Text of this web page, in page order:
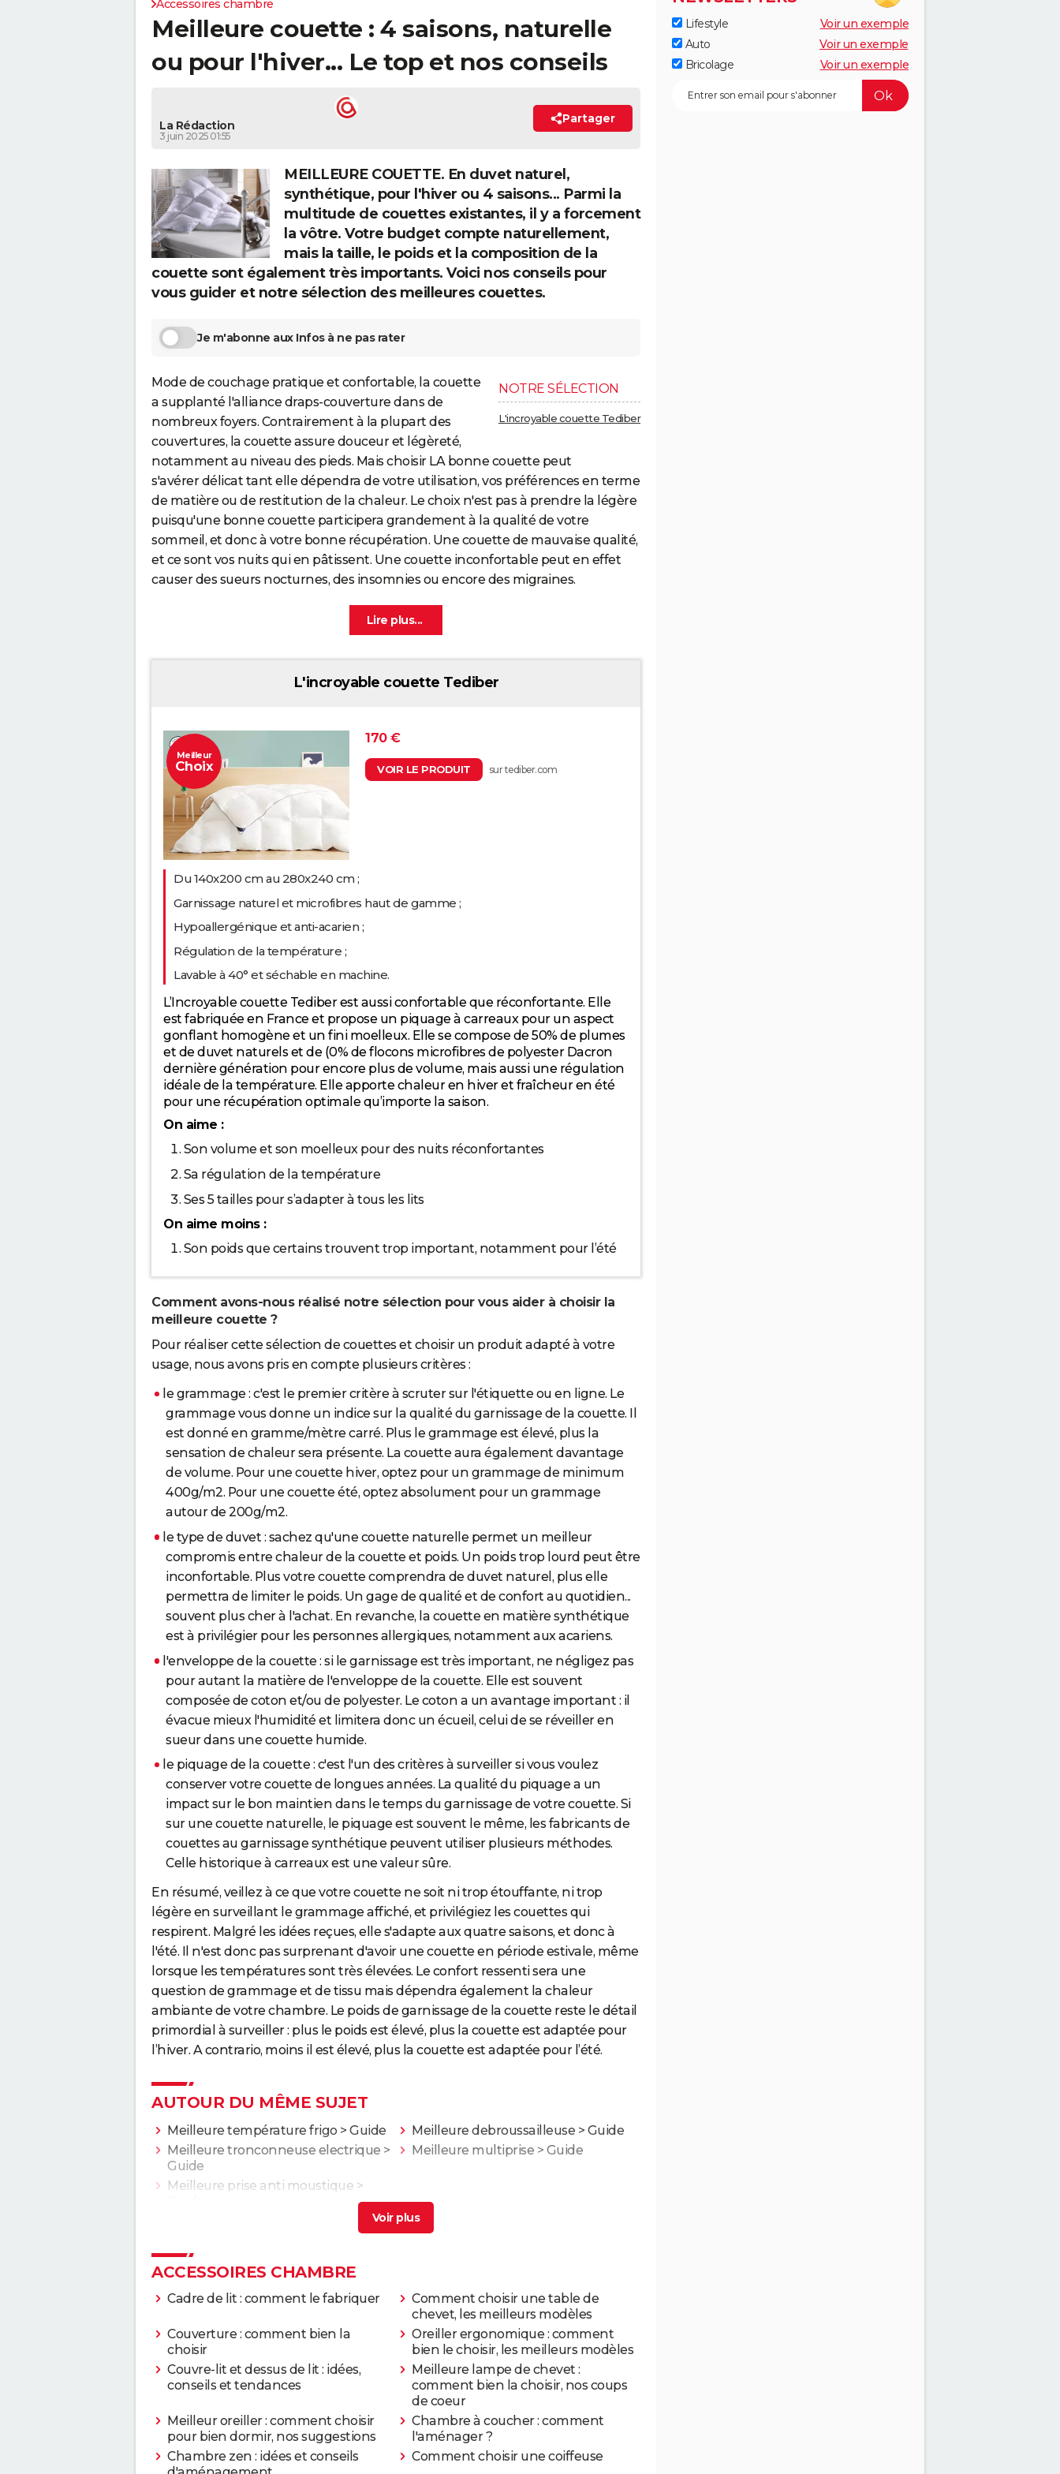
Accessoires chambre
Meilleure couette : 4 saisons, naturelle
ou pour l'hiver... Le top et nos conseils
La Rédaction
3 juin 2025 01:55
Partager
MEILLEURE COUETTE. En duvet naturel,
synthétique, pour l'hiver ou 4 saisons... Parmi la
multitude de couettes existantes, il y a forcement
la vôtre. Votre budget compte naturellement,
mais la taille, le poids et la composition de la
couette sont également très importants. Voici nos conseils pour
vous guider et notre sélection des meilleures couettes.
Je m'abonne aux Infos à ne pas rater
NOTRE SÉLECTION
L'incroyable couette Tediber
Mode de couchage pratique et confortable, la couette
a supplanté l'alliance draps-couverture dans de
nombreux foyers. Contrairement à la plupart des
couvertures, la couette assure douceur et légèreté,
notamment au niveau des pieds. Mais choisir LA bonne couette peut
s'avérer délicat tant elle dépendra de votre utilisation, vos préférences en terme
de matière ou de restitution de la chaleur. Le choix n'est pas à prendre la légère
puisqu'une bonne couette participera grandement à la qualité de votre
sommeil, et donc à votre bonne récupération. Une couette de mauvaise qualité,
et ce sont vos nuits qui en pâtissent. Une couette inconfortable peut en effet
causer des sueurs nocturnes, des insomnies ou encore des migraines.
L'incroyable couette Tediber
Meilleur
Choix
170 €
VOIR LE PRODUIT sur tediber.com
Du 140x200 cm au 280x240 cm ;
Garnissage naturel et microfibres haut de gamme ;
Hypoallergénique et anti-acarien ;
Régulation de la température ;
Lavable à 40° et séchable en machine.
L’Incroyable couette Tediber est aussi confortable que réconfortante. Elle
est fabriquée en France et propose un piquage à carreaux pour un aspect
gonflant homogène et un fini moelleux. Elle se compose de 50% de plumes
et de duvet naturels et de (0% de flocons microfibres de polyester Dacron
dernière génération pour encore plus de volume, mais aussi une régulation
idéale de la température. Elle apporte chaleur en hiver et fraîcheur en été
pour une récupération optimale qu’importe la saison.
On aime :
Son volume et son moelleux pour des nuits réconfortantes
Sa régulation de la température
Ses 5 tailles pour s’adapter à tous les lits
On aime moins :
Son poids que certains trouvent trop important, notamment pour l’été
Comment avons-nous réalisé notre sélection pour vous aider à choisir la
meilleure couette ?
Pour réaliser cette sélection de couettes et choisir un produit adapté à votre
usage, nous avons pris en compte plusieurs critères :
le grammage : c'est le premier critère à scruter sur l'étiquette ou en ligne. Le
grammage vous donne un indice sur la qualité du garnissage de la couette. Il
est donné en gramme/mètre carré. Plus le grammage est élevé, plus la
sensation de chaleur sera présente. La couette aura également davantage
de volume. Pour une couette hiver, optez pour un grammage de minimum
400g/m2. Pour une couette été, optez absolument pour un grammage
autour de 200g/m2.
le type de duvet : sachez qu'une couette naturelle permet un meilleur
compromis entre chaleur de la couette et poids. Un poids trop lourd peut être
inconfortable. Plus votre couette comprendra de duvet naturel, plus elle
permettra de limiter le poids. Un gage de qualité et de confort au quotidien...
souvent plus cher à l'achat. En revanche, la couette en matière synthétique
est à privilégier pour les personnes allergiques, notamment aux acariens.
l'enveloppe de la couette : si le garnissage est très important, ne négligez pas
pour autant la matière de l'enveloppe de la couette. Elle est souvent
composée de coton et/ou de polyester. Le coton a un avantage important : il
évacue mieux l'humidité et limitera donc un écueil, celui de se réveiller en
sueur dans une couette humide.
le piquage de la couette : c'est l'un des critères à surveiller si vous voulez
conserver votre couette de longues années. La qualité du piquage a un
impact sur le bon maintien dans le temps du garnissage de votre couette. Si
sur une couette naturelle, le piquage est souvent le même, les fabricants de
couettes au garnissage synthétique peuvent utiliser plusieurs méthodes.
Celle historique à carreaux est une valeur sûre.
En résumé, veillez à ce que votre couette ne soit ni trop étouffante, ni trop
légère en surveillant le grammage affiché, et privilégiez les couettes qui
respirent. Malgré les idées reçues, elle s'adapte aux quatre saisons, et donc à
l'été. Il n'est donc pas surprenant d'avoir une couette en période estivale, même
lorsque les températures sont très élevées. Le confort ressenti sera une
question de grammage et de tissu mais dépendra également la chaleur
ambiante de votre chambre. Le poids de garnissage de la couette reste le détail
primordial à surveiller : plus le poids est élevé, plus la couette est adaptée pour
l’hiver. A contrario, moins il est élevé, plus la couette est adaptée pour l’été.
AUTOUR DU MÊME SUJET
Meilleure température frigo > Guide Meilleure debroussailleuse > Guide
Meilleure tronconneuse electrique >
Guide
Meilleure multiprise > Guide
Meilleure prise anti moustique >
ACCESSOIRES CHAMBRE
Cadre de lit : comment le fabriquer
Comment choisir une table de
chevet, les meilleurs modèles
Couverture : comment bien la
choisir
Oreiller ergonomique : comment
bien le choisir, les meilleurs modèles
Couvre-lit et dessus de lit : idées,
conseils et tendances
Meilleure lampe de chevet :
comment bien la choisir, nos coups
de coeur
Meilleur oreiller : comment choisir
pour bien dormir, nos suggestions
Chambre à coucher : comment
l'aménager ?
Chambre zen : idées et conseils
Comment choisir une coiffeuse
Lifestyle
Voir un exemple
Auto
Voir un exemple
Bricolage
Voir un exemple